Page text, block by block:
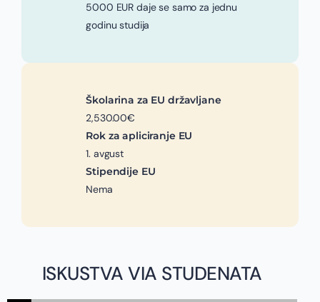
5000 EUR daje se samo za jednu
godinu studija
Školarina za EU državljane
2,530.00€
Rok za apliciranje EU
1. avgust
Stipendije EU
Nema
ISKUSTVA VIA STUDENATA